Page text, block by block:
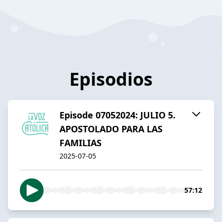
Episodios
Episode 07052024: JULIO 5.
APOSTOLADO PARA LAS
FAMILIAS
2025-07-05
57:12